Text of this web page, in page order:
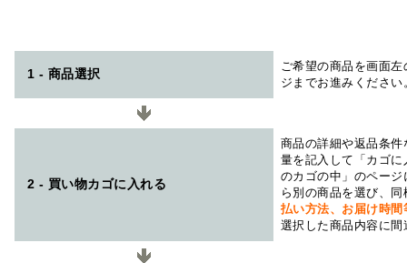
1 - 商品選択
ご希望の商品を画面
ジまでお進みください
2 - 買い物カゴに入れる
商品の詳細や返品条
量を記入して「カゴ
のカゴの中」のペー
ら別の商品を選び、
払い方法、お届け時
選択した商品内容に